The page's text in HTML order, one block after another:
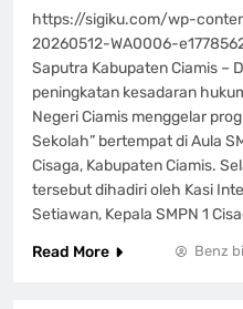
https://sigiku.com/wp-
20260512-WA0006-
Saputra Kabupaten Ciamis –
peningkatan kesadaran
Negeri Ciamis menggelar
Sekolah” bertempat di Aula
Cisaga, Kabupaten Ciamis.
tersebut dihadiri oleh Kasi
Setiawan, Kepala SMPN 1
Read More
Benz